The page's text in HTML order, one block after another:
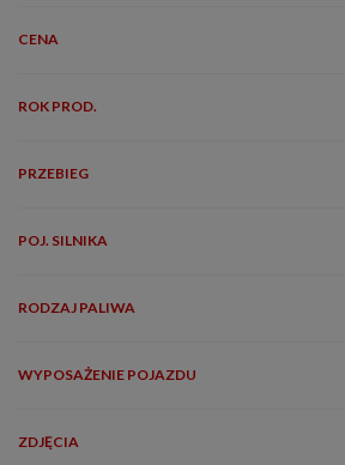
CENA
ROK PROD.
PRZEBIEG
POJ. SILNIKA
RODZAJ PALIWA
WYPOSAŻENIE POJAZDU
ZDJĘCIA